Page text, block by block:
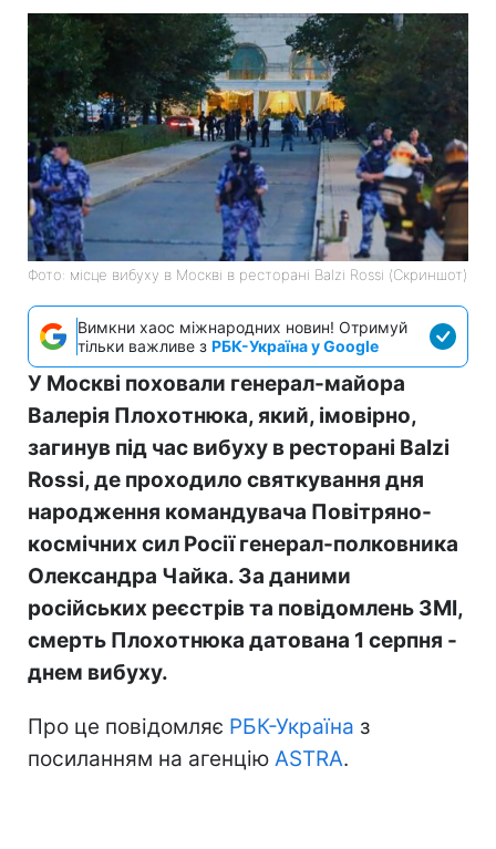
Фото: місце вибуху в Москві в ресторані Balzi Rossi (Скриншот)
Вимкни хаос міжнародних новин! Отримуй
тільки важливе з РБК-Україна у Google
У Москві поховали генерал-майора
Валерія Плохотнюка, який, імовірно,
загинув під час вибуху в ресторані Balzi
Rossi, де проходило святкування дня
народження командувача Повітряно-
космічних сил Росії генерал-полковника
Олександра Чайка. За даними
російських реєстрів та повідомлень ЗМІ,
смерть Плохотнюка датована 1 серпня -
днем вибуху.
Про це повідомляє РБК-Україна з
посиланням на агенцію ASTRA.